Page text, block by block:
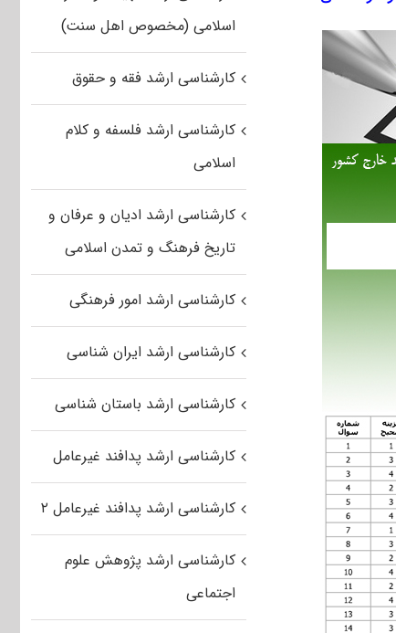
اسلامی (مخصوص اهل سنت)
کارشناسی ارشد فقه و حقوق
کارشناسی ارشد فلسفه و کلام
اسلامی
کارشناسی ارشد ادیان و عرفان و
تاریخ فرهنگ و تمدن اسلامی
کارشناسی ارشد امور فرهنگی
کارشناسی ارشد ایران شناسی
کارشناسی ارشد باستان شناسی
کارشناسی ارشد پدافند غیرعامل
کارشناسی ارشد پدافند غیرعامل ۲
کارشناسی ارشد پژوهش علوم
اجتماعی